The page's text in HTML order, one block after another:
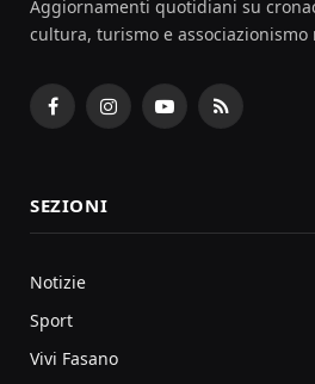
Aggiornamenti quotidiani su
cultura, turismo e
FacebookInstagramYouTubeRSS
SEZIONI
Notizie
Sport
Vivi Fasano